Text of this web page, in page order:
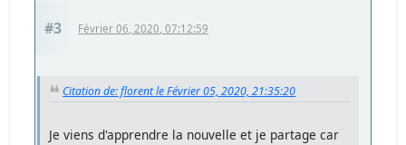
#3 Février 06, 2020, 07:12:59
Citation de: florent le Février 05, 2020, 21:35:20
Je viens d'apprendre la nouvelle et je partage car